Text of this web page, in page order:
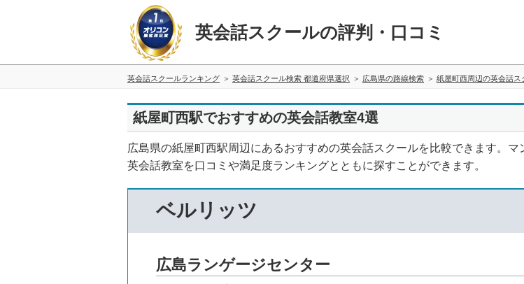
英会話スクールの評判・口コミ
英会話スクールランキング 英会話スクール検索 都道府県選択 広島県の路線検索 紙屋町西周辺の英会話ス
紙屋町西駅でおすすめの英会話教室4選
広島県の紙屋町西駅周辺にあるおすすめの英会話スクールを比較できます。
英会話教室を口コミや満足度ランキングとともに探すことができます。
ベルリッツ
広島ランゲージセンター